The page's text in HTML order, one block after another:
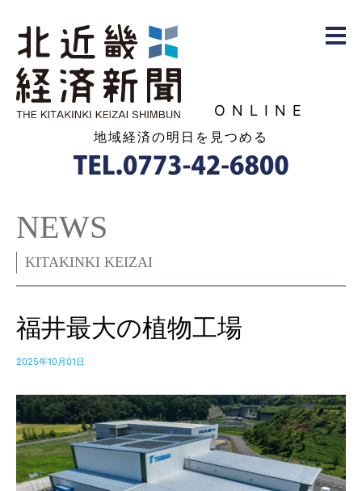
ONLINE
地域経済の明日を見つめる
NEWS
KITAKINKI KEIZAI
福井最大の植物工場
2025年10月01日